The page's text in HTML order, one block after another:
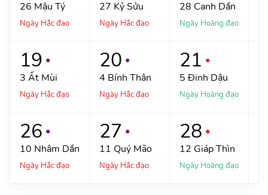
26 Mậu Tý
Ngày Hắc đạo
27 Kỷ Sửu
Ngày Hắc đạo
28 Canh Dần
Ngày Hoàng đạo
19 ●
3 Ất Mùi
Ngày Hắc đạo
20 ●
4 Bính Thân
Ngày Hắc đạo
21 ●
5 Đinh Dậu
Ngày Hoàng đạo
26 ●
10 Nhâm Dần
Ngày Hắc đạo
27 ●
11 Quý Mão
Ngày Hắc đạo
28 ●
12 Giáp Thìn
Ngày Hoàng đạo